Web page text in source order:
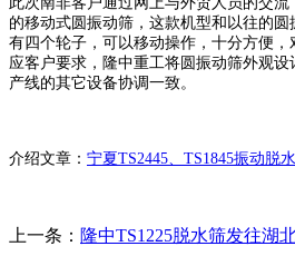
的移动式圆振动筛，这款机型和以往的
有四个轮子，可以移动操作，十分方便，
应客户要求，隆中重工将圆振动筛外观
产线的其它设备协调一致。
介绍文章： 宁夏TS2445、TS1845振动脱
上一条： 隆中TS1225脱水筛发往湖